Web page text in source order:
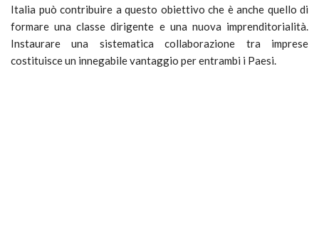
Italia può contribuire a questo obiettivo che è anche quello di
formare una classe dirigente e una nuova imprenditorialità.
Instaurare una sistematica collaborazione tra imprese
costituisce un innegabile vantaggio per entrambi i Paesi.